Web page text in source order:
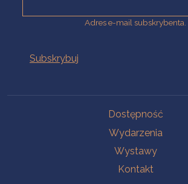
Adres e-mail subskrybenta.
Dostępność
Wydarzenia
Wystawy
Kontakt